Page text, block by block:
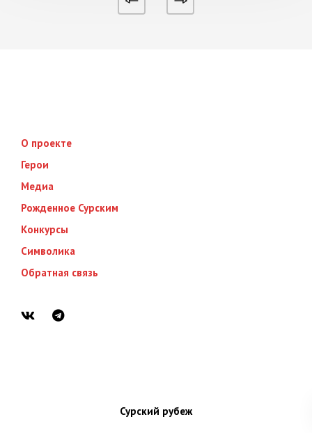
О проекте
Герои
Медиа
Рожденное Сурским
Конкурсы
Символика
Обратная связь
Сурский рубеж